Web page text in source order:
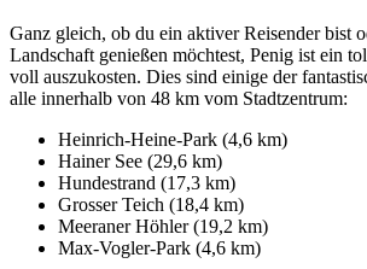
Ganz gleich, ob du ein aktiver Reisender bist
Landschaft genießen möchtest, Penig ist ein
voll auszukosten. Dies sind einige der
alle innerhalb von 48 km vom Stadtzentrum:
Heinrich-Heine-Park (4,6 km)
Hainer See (29,6 km)
Hundestrand (17,3 km)
Grosser Teich (18,4 km)
Meeraner Höhler (19,2 km)
Max-Vogler-Park (4,6 km)